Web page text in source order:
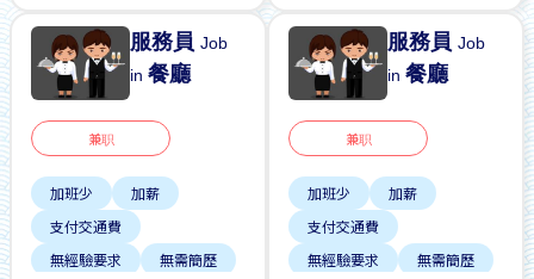
服務員Job
in餐廳
兼职
加班少
加薪
支付交通費
無經驗要求
無需簡歷
服務員Job
in餐廳
兼职
加班少
加薪
支付交通費
無經驗要求
無需簡歷